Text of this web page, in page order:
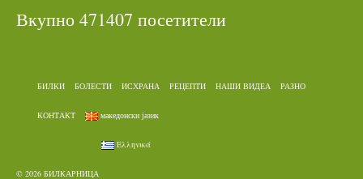
Вкупно 471407 посетители
БИЛКИ БОЛЕСТИ ИСХРАНА РЕЦЕПТИ НАШИ ВИДЕА РАЗНО
КОНТАКТ македонски јазик
Ελληνικά
© 2026 БИЛКАРНИЦА